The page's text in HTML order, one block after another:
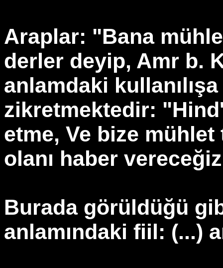
Araplar: "Bana
derler deyip, Amr b.
anlamdaki
zikretmektedir:
etme, Ve bize mühlet
olanı haber
Burada görüldüğü
anlamındaki fiil: (...)